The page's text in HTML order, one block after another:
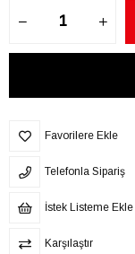
Favorilere Ekle
Telefonla Sipariş
İstek Listeme Ekle
Karşılaştır